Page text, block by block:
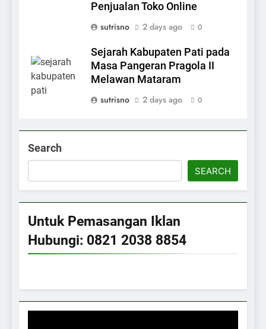
Penjualan Toko Online
sutrisno
2 days ago 0
Sejarah Kabupaten Pati pada
Masa Pangeran Pragola II
Melawan Mataram
sutrisno
2 days ago 0
Search
SEARCH
Untuk Pemasangan Iklan
Hubungi: 0821 2038 8854